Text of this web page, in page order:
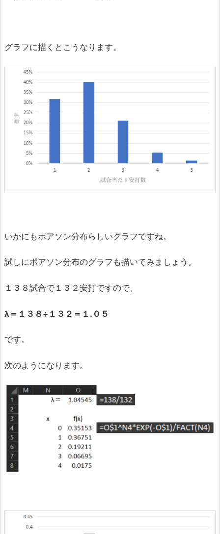
グラフに描くとこうなります。
いかにもポアソン分布らしいグラフですね。
試しにポアソン分布のグラフも描いてみましょう。
１３８試合で１３２安打ですので、
λ＝１３８÷１３２＝１. ０５
です。
次のようになります。